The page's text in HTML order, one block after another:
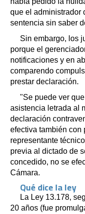
que el administrador
sentencia sin saber
Sin embargo, los
porque el
notificaciones y en
comparendo
prestar declaración.
"Se puede ver
asistencia letrada al
declaración
efectiva también con
representante
previa al dictado de
concedido, no se
Cámara.
Qué dice la ley
La Ley 13.178,
20 años (fue